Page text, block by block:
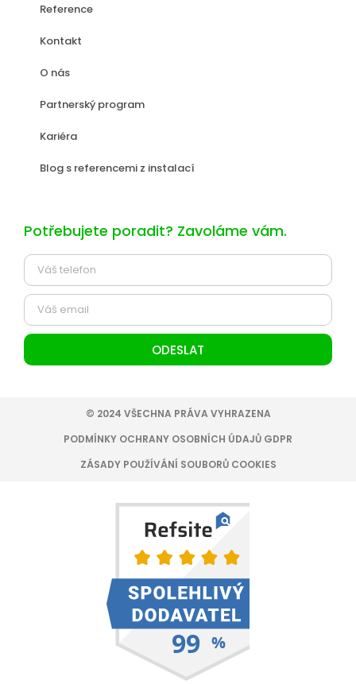
Reference
Kontakt
O nás
Partnerský program
Kariéra
Blog s referencemi z instalací
Potřebujete poradit? Zavoláme vám.
ODESLAT
© 2024 VŠECHNA PRÁVA VYHRAZENA
PODMÍNKY OCHRANY OSOBNÍCH ÚDAJŮ GDPR
ZÁSADY POUŽÍVÁNÍ SOUBORŮ COOKIES